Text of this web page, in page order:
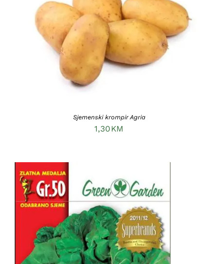
DODAJ U KORPU /
Sjemenski krompir Agria
1,30KM